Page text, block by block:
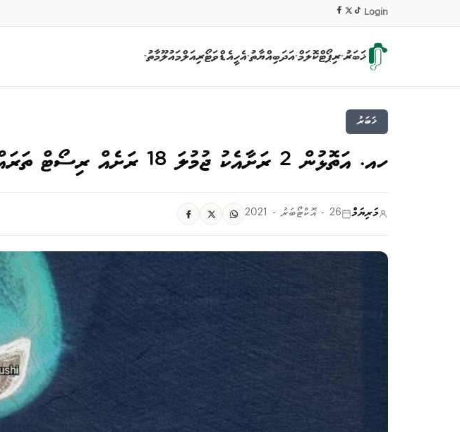
Login
ޚަބަރު▾ރިޕޯޓްކޮލަމް▾އަދަބިއްޔާތު▾އެހީއެޑްވަޓޯރިއަލްމައުލޫމާތު▾
ޚަބަރު
ހއ. އަތޮޅުން 2 ރަށާއެކު ޖުމުލަ 18 ރަށެއް ރިސޯޓް ތަރައްޤީކުރުމަށް ހުޅުވާލައިފި
މަރިޔަމް 26 - އޮކްޓޯބަރު - 2021